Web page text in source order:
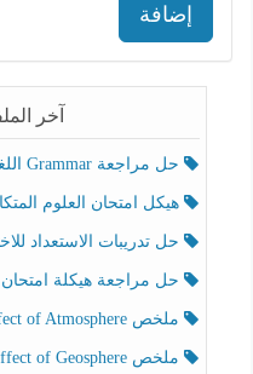
إضافة
آخر
حل مراجعة Grammar اللغة الإنجليزية الصف الخامس الفصل الثالث
هيكل امتحان العلوم المتكاملة
حل تدريبات الاستعداد للاختبار
حل مراجعة هيكلة امتحان العلوم
ملخص Effect of Atmosphere حسب الهيكل الوزاري العلوم المتكاملة الصف الخامس انسبير الفصل الثالث
ملخص Effect of Geosphere حسب الهيكل الوزاري العلوم المتكاملة الصف الخامس انسبير الفصل الثالث